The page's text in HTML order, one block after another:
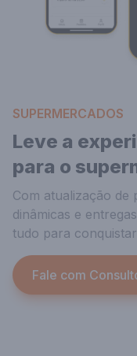
SUPERMERCADOS
Leve a
para o
Com atualização de
dinâmicas e
tudo para
Fale com